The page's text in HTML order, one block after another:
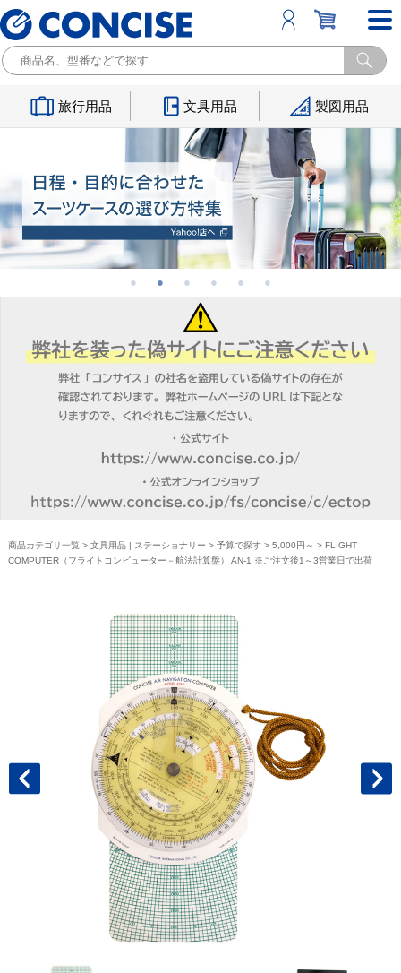
旅行用品 文具用品 製図用品
商品カテゴリ一覧 > 文具用品 | ステーショナリー > 予算で探す> 5,000円～ > FLIGHT
COMPUTER（フライトコンピューター－航法計算盤） AN-1 ※ご注文後1～3営業日で出荷